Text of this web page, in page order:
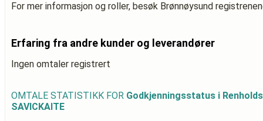
For mer informasjon og roller, besøk Brønnøysund
Erfaring fra andre kunder og leverandører
Ingen omtaler registrert
OMTALE STATISTIKK FOR Godkjenningsstatus i
SAVICKAITE